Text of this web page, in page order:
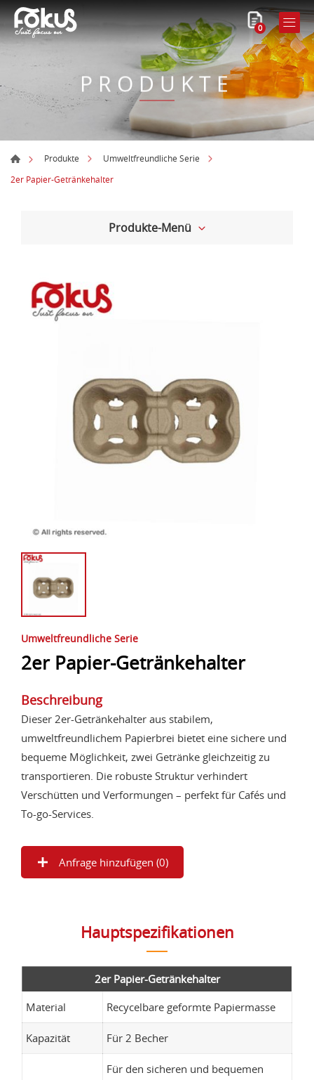
0
PRODUKTE
Produkte
Umweltfreundliche Serie
2er Papier-Getränkehalter
Produkte-Menü
Umweltfreundliche Serie
2er Papier-Getränkehalter
Beschreibung
Dieser 2er-Getränkehalter aus stabilem,
umweltfreundlichem Papierbrei bietet eine sichere und
bequeme Möglichkeit, zwei Getränke gleichzeitig zu
transportieren. Die robuste Struktur verhindert
Verschütten und Verformungen – perfekt für Cafés und
To-go-Services.
Anfrage hinzufügen (0)
Hauptspezifikationen
2er Papier-Getränkehalter
Material
Recycelbare geformte Papiermasse
Kapazität Für 2 Becher
Für den sicheren und bequemen